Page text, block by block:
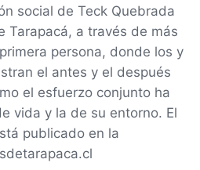
social de Teck Quebrada
Tarapacá, a través de más
persona, donde los y
el antes y el después
el esfuerzo conjunto ha
vida y la de su entorno. El
publicado en la